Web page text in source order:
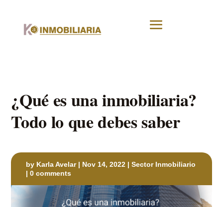
¿Qué es una inmobiliaria?
Todo lo que debes saber
by Karla Avelar| Nov 14, 2022 |Sector Inmobiliario
|0 comments